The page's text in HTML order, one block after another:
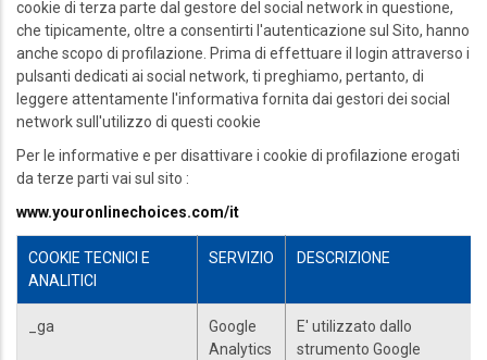
cookie di terza parte dal gestore del social network in questione,
che tipicamente, oltre a consentirti l'autenticazione sul Sito, hanno
anche scopo di profilazione. Prima di effettuare il login attraverso i
pulsanti dedicati ai social network, ti preghiamo, pertanto, di
leggere attentamente l'informativa fornita dai gestori dei social
network sull'utilizzo di questi cookie
Per le informative e per disattivare i cookie di profilazione erogati
da terze parti vai sul sito :
www.youronlinechoices.com/it
COOKIE TECNICI E
ANALITICI
SERVIZIO DESCRIZIONE
_ga
Google
Analytics
E' utilizzato dallo
strumento Google